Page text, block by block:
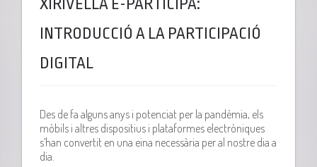
XIRIVELLA E-PARTICIPA:
INTRODUCCIÓ A LA PARTICIPACIÓ
DIGITAL
Des de fa alguns anys i potenciat per la pandèmia, els
mòbils i altres dispositius i plataformes electròniques
s’han convertit en una eina necessària per al nostre dia a
dia.